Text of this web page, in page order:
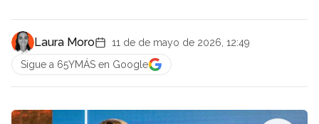
Laura Moro
11 de de mayo de 2026, 12:49
Sigue a 65YMÁS en Google